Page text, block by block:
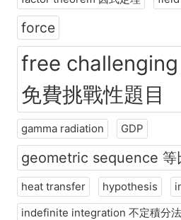
force
free
免費挑戰性題目
gamma radiation GDP
geometric sequence 等
heat transfer hypothesis
indefinite integration 不定積分法